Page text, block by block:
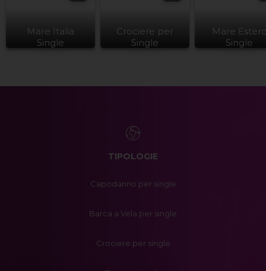
Mare Italia
Single
Crociere per
Single
Mare
Single
TIPOLOGIE
Capodanno per single
Barca a Vela per single
Crociere per single